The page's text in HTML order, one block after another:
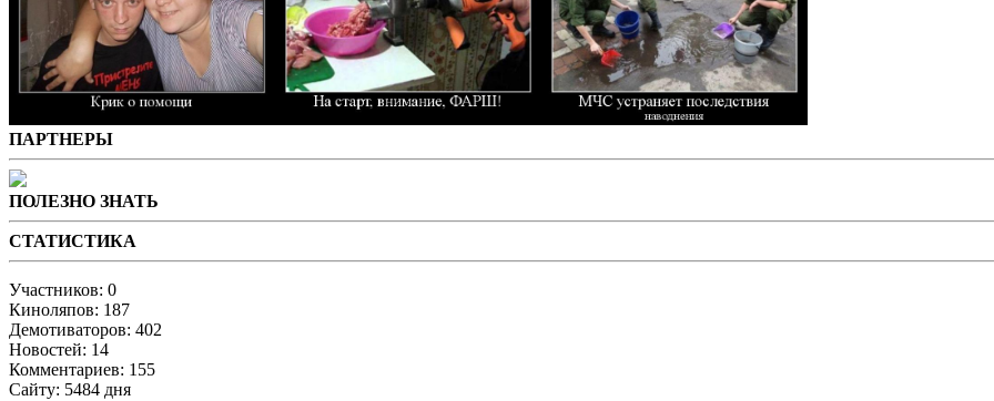
ПАРТНЕРЫ
ПОЛЕЗНО ЗНАТЬ
СТАТИСТИКА
Участников: 0
Киноляпов: 187
Демотиваторов: 402
Новостей: 14
Комментариев: 155
Сайту: 5484 дня